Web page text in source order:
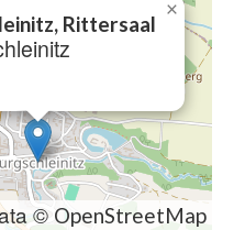
Rittersaal
×
© OpenStreetMap